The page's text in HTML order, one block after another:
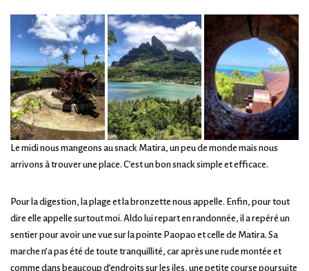
Le midi nous mangeons au snack Matira, un peu de monde mais nous
arrivons à trouver une place. C’est un bon snack simple et efficace.
Pour la digestion, la plage et la bronzette nous appelle. Enfin, pour tout
dire elle appelle surtout moi. Aldo lui repart en randonnée, il a repéré un
sentier pour avoir une vue sur la pointe Paopao et celle de Matira. Sa
marche n’a pas été de toute tranquillité, car après une rude montée et
comme dans beaucoup d’endroits sur les iles, une petite course poursuite